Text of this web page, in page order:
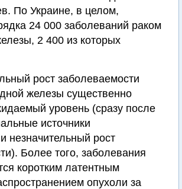
По Украине, в целом,
24 000 заболеваний раком
2 400 из которых
рост заболеваемости
железы существенно
уровень (сразу после
источники
незначительный рост
Более того, заболевания
коротким латентным
опухоли за